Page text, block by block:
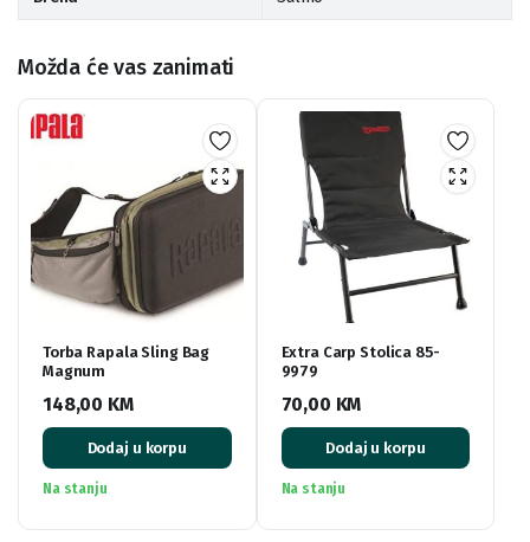
Možda će vas zanimati
Torba Rapala Sling Bag
Magnum
148,00 KM
Dodaj u korpu
Na stanju
Extra Carp Stolica 85-
9979
70,00 KM
Dodaj u korpu
Na stanju